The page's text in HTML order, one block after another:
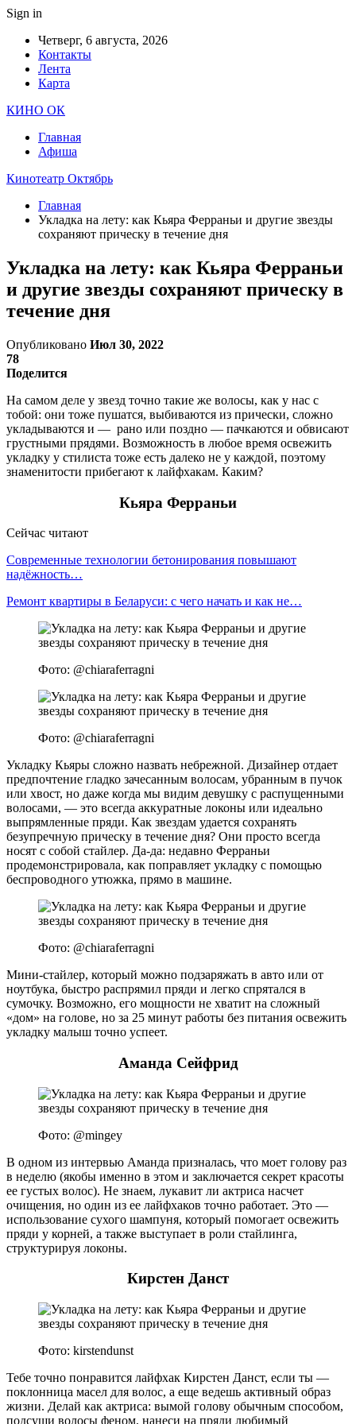
Sign in
Четверг, 6 августа, 2026
Контакты
Лента
Карта
КИНО ОК
Главная
Афиша
Кинотеатр Октябрь
Главная
Укладка на лету: как Кьяра Ферраньи и другие звезды
сохраняют прическу в течение дня
Укладка на лету: как Кьяра Ферраньи
и другие звезды сохраняют прическу в
течение дня
Опубликовано Июл 30, 2022
78
Поделится
На самом деле у звезд точно такие же волосы, как у нас с
тобой: они тоже пушатся, выбиваются из прически, сложно
укладываются и — рано или поздно — пачкаются и обвисают
грустными прядями. Возможность в любое время освежить
укладку у стилиста тоже есть далеко не у каждой, поэтому
знаменитости прибегают к лайфхакам. Каким?
Кьяра Ферраньи
Сейчас читают
Современные технологии бетонирования повышают
надёжность…
Ремонт квартиры в Беларуси: с чего начать и как не…
Фото: @chiaraferragni
Фото: @chiaraferragni
Укладку Кьяры сложно назвать небрежной. Дизайнер отдает
предпочтение гладко зачесанным волосам, убранным в пучок
или хвост, но даже когда мы видим девушку с распущенными
волосами, — это всегда аккуратные локоны или идеально
выпрямленные пряди. Как звездам удается сохранять
безупречную прическу в течение дня? Они просто всегда
носят с собой стайлер. Да-да: недавно Ферраньи
продемонстрировала, как поправляет укладку с помощью
беспроводного утюжка, прямо в машине.
Фото: @chiaraferragni
Мини-стайлер, который можно подзаряжать в авто или от
ноутбука, быстро распрямил пряди и легко спрятался в
сумочку. Возможно, его мощности не хватит на сложный
«дом» на голове, но за 25 минут работы без питания освежить
укладку малыш точно успеет.
Аманда Сейфрид
Фото: @mingey
В одном из интервью Аманда призналась, что моет голову раз
в неделю (якобы именно в этом и заключается секрет красоты
ее густых волос). Не знаем, лукавит ли актриса насчет
очищения, но один из ее лайфхаков точно работает. Это —
использование сухого шампуня, который помогает освежить
пряди у корней, а также выступает в роли стайлинга,
структурируя локоны.
Кирстен Данст
Фото: kirstendunst
Тебе точно понравится лайфхак Кирстен Данст, если ты —
поклонница масел для волос, а еще ведешь активный образ
жизни. Делай как актриса: вымой голову обычным способом,
подсуши волосы феном, нанеси на пряди любимый